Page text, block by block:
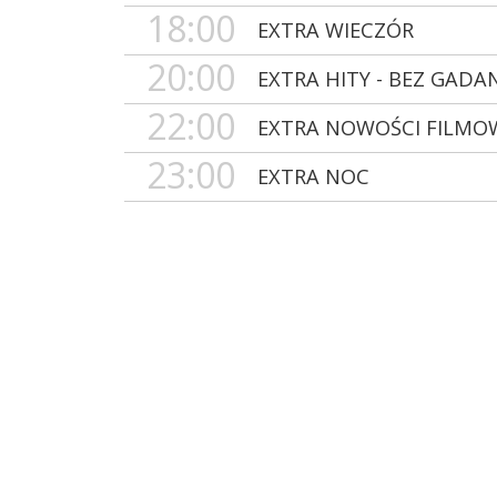
18:00 EXTRA WIECZÓR
20:00 EXTRA HITY - BEZ
22:00 EXTRA NOWOŚCI
23:00 EXTRA NOC